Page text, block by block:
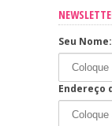
Seu Nome:
Endereço